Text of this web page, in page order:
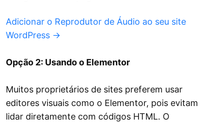
Adicionar o Reprodutor de Áudio ao seu site
WordPress →
Opção 2: Usando o Elementor
Muitos proprietários de sites preferem usar
editores visuais como o Elementor, pois evitam
lidar diretamente com códigos HTML. O